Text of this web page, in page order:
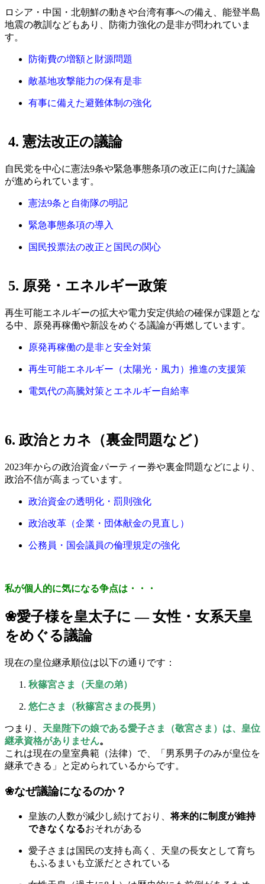
ロシア・中国・北朝鮮の動きや台湾有事への備え、能登半島
地震の教訓などもあり、防衛力強化の是非が問われていま
す。
防衛費の増額と財源問題
敵基地攻撃能力の保有是非
有事に備えた避難体制の強化
4. 憲法改正の議論
自民党を中心に憲法9条や緊急事態条項の改正に向けた議論
が進められています。
憲法9条と自衛隊の明記
緊急事態条項の導入
国民投票法の改正と国民の関心
5. 原発・エネルギー政策
再生可能エネルギーの拡大や電力安定供給の確保が課題とな
る中、原発再稼働や新設をめぐる議論が再燃しています。
原発再稼働の是非と安全対策
再生可能エネルギー（太陽光・風力）推進の支援策
電気代の高騰対策とエネルギー自給率
6. 政治とカネ（裏金問題など）
2023年からの政治資金パーティー券や裏金問題などにより、
政治不信が高まっています。
政治資金の透明化・罰則強化
政治改革（企業・団体献金の見直し）
公務員・国会議員の倫理規定の強化
私が個人的に気になる争点は・・・
❀愛子様を皇太子に ― 女性・女系天皇
をめぐる議論
現在の皇位継承順位は以下の通りです：
秋篠宮さま（天皇の弟）
悠仁さま（秋篠宮さまの長男）
つまり、 天皇陛下の娘である愛子さま（敬宮さま）は、皇位
継承資格がありません。
これは現在の皇室典範（法律）で、「男系男子のみが皇位を
継承できる」と定められているからです。
❀なぜ議論になるのか？
皇族の人数が減少し続けており、将来的に制度が維持
できなくなるおそれがある
愛子さまは国民の支持も高く、天皇の長女として育ち
もふるまいも立派だとされている